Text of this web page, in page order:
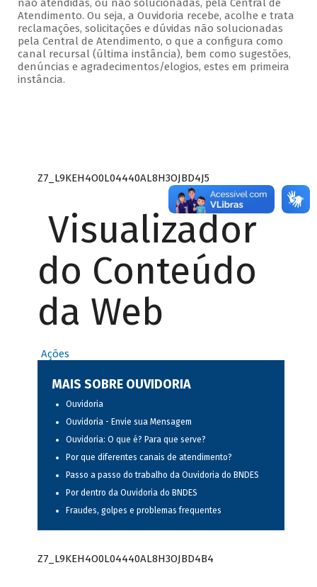
não atendidas, ou não solucionadas, pela Central de
Atendimento. Ou seja, a Ouvidoria recebe, acolhe e trata
reclamações, solicitações e dúvidas não solucionadas
pela Central de Atendimento, o que a configura como
canal recursal (última instância), bem como sugestões,
denúncias e agradecimentos/elogios, estes em primeira
instância.
Z7_L9KEH4O0L04440AL8H3OJBD4J5
Visualizador
do Conteúdo
da Web
Ações
MAIS SOBRE OUVIDORIA
Ouvidoria
Ouvidoria - Envie sua Mensagem
Ouvidoria: O que é? Para que serve?
Por que diferentes canais de atendimento?
Passo a passo do trabalho da Ouvidoria do BNDES
Por dentro da Ouvidoria do BNDES
Fraudes, golpes e problemas frequentes
Z7_L9KEH4O0L04440AL8H3OJBD4B4